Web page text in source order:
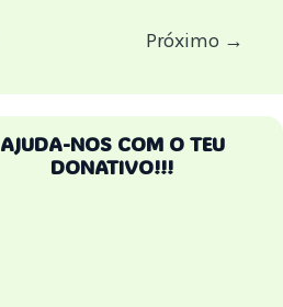
Próximo →
AJUDA-NOS COM O TEU
DONATIVO!!!